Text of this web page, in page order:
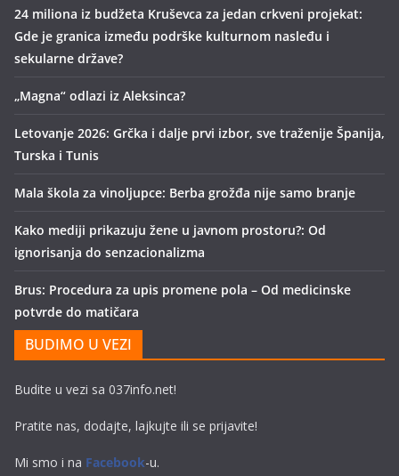
24 miliona iz budžeta Kruševca za jedan crkveni projekat:
Gde je granica između podrške kulturnom nasleđu i
sekularne države?
„Magna“ odlazi iz Aleksinca?
Letovanje 2026: Grčka i dalje prvi izbor, sve traženije Španija,
Turska i Tunis
Mala škola za vinoljupce: Berba grožđa nije samo branje
Kako mediji prikazuju žene u javnom prostoru?: Od
ignorisanja do senzacionalizma
Brus: Procedura za upis promene pola – Od medicinske
potvrde do matičara
BUDIMO U VEZI
Budite u vezi sa 037info.net!
Pratite nas, dodajte, lajkujte ili se prijavite!
Mi smo i na Facebook-u.